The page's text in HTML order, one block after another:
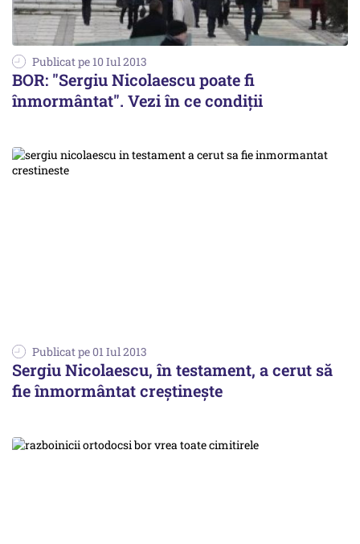
Publicat pe 10 Iul 2013
BOR: "Sergiu Nicolaescu poate fi
înmormântat". Vezi în ce condiții
Publicat pe 01 Iul 2013
Sergiu Nicolaescu, în testament, a cerut să
fie înmormântat creștinește